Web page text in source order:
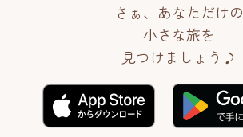
さぁ、あなただけの
小さな旅を
見つけましょう♪